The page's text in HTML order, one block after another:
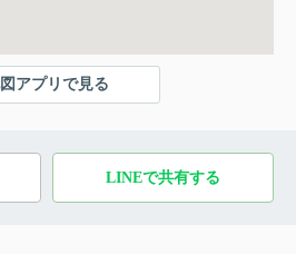
アプリで見る
LINEで共有する